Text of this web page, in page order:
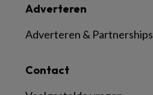
Contact
Adverteren
Adverteren & Partnerships